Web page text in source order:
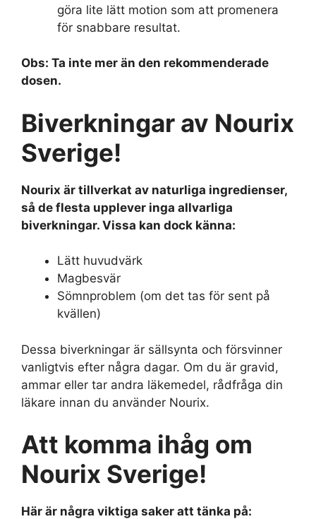
göra lite lätt motion som att promenera
för snabbare resultat.
Obs: Ta inte mer än den rekommenderade
dosen.
Biverkningar av Nourix
Sverige!
Nourix är tillverkat av naturliga ingredienser,
så de flesta upplever inga allvarliga
biverkningar. Vissa kan dock känna:
Lätt huvudvärk
Magbesvär
Sömnproblem (om det tas för sent på
kvällen)
Dessa biverkningar är sällsynta och försvinner
vanligtvis efter några dagar. Om du är gravid,
ammar eller tar andra läkemedel, rådfråga din
läkare innan du använder Nourix.
Att komma ihåg om
Nourix Sverige!
Här är några viktiga saker att tänka på: